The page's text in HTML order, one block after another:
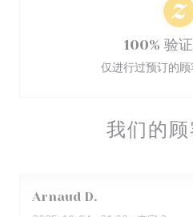
我们的
Arnaud D
100% 验
仅进行过预订的